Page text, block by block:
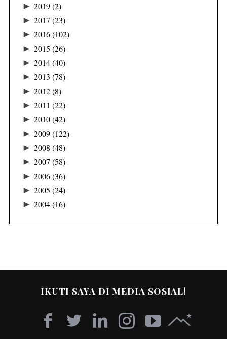
► 2019(2)
► 2017 (23)
► 2016(102)
► 2015 (26)
► 2014(40)
► 2013 (78)
► 2012(8)
► 2011 (22)
► 2010(42)
► 2009(122)
► 2008 (48)
► 2007 (58)
► 2006(36)
► 2005 (24)
► 2004(16)
IKUTI SAYA DI MEDIA SOSIAL!